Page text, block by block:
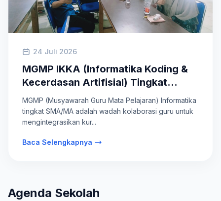
24 Juli 2026
MGMP IKKA (Informatika Koding &
Kecerdasan Artifisial) Tingkat
SMA/MA
MGMP (Musyawarah Guru Mata Pelajaran) Informatika
tingkat SMA/MA adalah wadah kolaborasi guru untuk
mengintegrasikan kur...
Baca Selengkapnya
Agenda Sekolah